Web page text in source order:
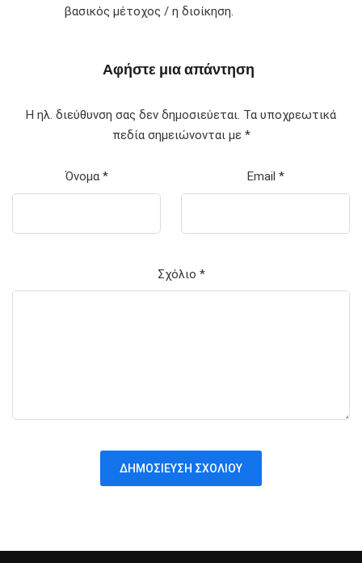
βασικός μέτοχος / η διοίκηση.
Αφήστε μια απάντηση
Η ηλ. διεύθυνση σας δεν δημοσιεύεται. Τα υποχρεωτικά
πεδία σημειώνονται με *
Όνομα * Email *
Σχόλιο *